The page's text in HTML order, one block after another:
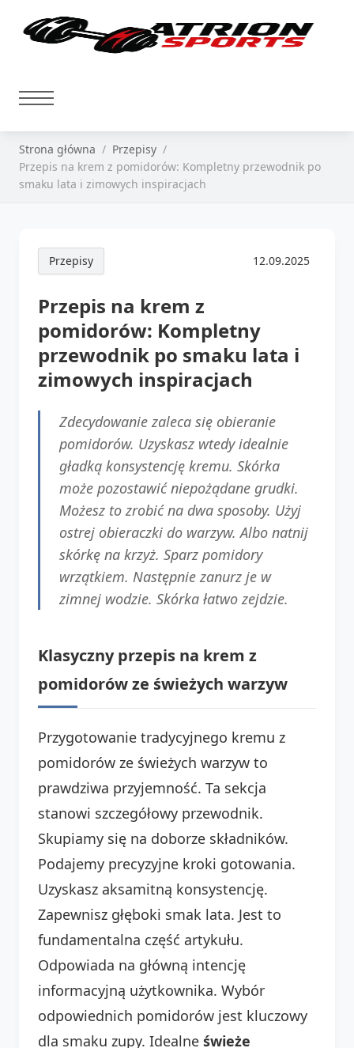
Strona główna
Przepisy
Przepis na krem z pomidorów: Kompletny przewodnik po
smaku lata i zimowych inspiracjach
Przepisy 12.09.2025
Przepis na krem z
pomidorów: Kompletny
przewodnik po smaku lata i
zimowych inspiracjach
Zdecydowanie zaleca się obieranie
pomidorów. Uzyskasz wtedy idealnie
gładką konsystencję kremu. Skórka
może pozostawić niepożądane grudki.
Możesz to zrobić na dwa sposoby. Użyj
ostrej obieraczki do warzyw. Albo natnij
skórkę na krzyż. Sparz pomidory
wrzątkiem. Następnie zanurz je w
zimnej wodzie. Skórka łatwo zejdzie.
Klasyczny przepis na krem z
pomidorów ze świeżych warzyw
Przygotowanie tradycyjnego kremu z
pomidorów ze świeżych warzyw to
prawdziwa przyjemność. Ta sekcja
stanowi szczegółowy przewodnik.
Skupiamy się na doborze składników.
Podajemy precyzyjne kroki gotowania.
Uzyskasz aksamitną konsystencję.
Zapewnisz głęboki smak lata. Jest to
fundamentalna część artykułu.
Odpowiada na główną intencję
informacyjną użytkownika. Wybór
odpowiednich pomidorów jest kluczowy
dla smaku zupy. Idealne świeże